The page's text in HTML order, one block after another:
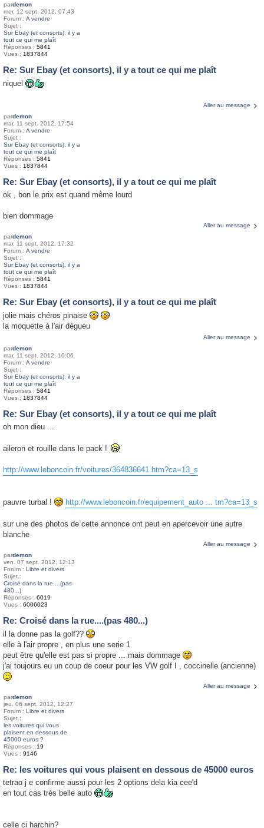
pardemon
mer. 12 sept. 2012, 07:43
Forum : A vendre
Sujet :
Sur Ebay (et consorts), il y a
tout ce qui me plaît
Réponses : 5841
Vues : 1837844
Re: Sur Ebay (et consorts), il y a tout ce qui me plaît
niquel
Aller au message
pardemon
mar. 11 sept. 2012, 17:54
Forum : A vendre
Sujet :
Sur Ebay (et consorts), il y a
tout ce qui me plaît
Réponses : 5841
Vues : 1837844
Re: Sur Ebay (et consorts), il y a tout ce qui me plaît
ok , bon le prix est quand même lourd
bien dommage
Aller au message
pardemon
mar. 11 sept. 2012, 17:32
Forum : A vendre
Sujet :
Sur Ebay (et consorts), il y a
tout ce qui me plaît
Réponses : 5841
Vues : 1837844
Re: Sur Ebay (et consorts), il y a tout ce qui me plaît
jolie mais chéros pinaise
la moquette à l'air dégueu
Aller au message
pardemon
mar. 11 sept. 2012, 10:06
Forum : A vendre
Sujet :
Sur Ebay (et consorts), il y a
tout ce qui me plaît
Réponses : 5841
Vues : 1837844
Re: Sur Ebay (et consorts), il y a tout ce qui me plaît
oh mon dieu ...
aileron et rouille dans le pack !
http://www.leboncoin.fr/voitures/364836641.htm?ca=13_s
pauvre turbal ! http://www.leboncoin.fr/equipement_auto ... tm?ca=13_s
sur une des photos de cette annonce ont peut en apercevoir une autre
blanche
Aller au message
pardemon
ven. 07 sept. 2012, 12:13
Forum : Libre et divers
Sujet :
Croisé dans la rue....(pas
480...)
Réponses : 6019
Vues : 6006023
Re: Croisé dans la rue....(pas 480...)
il la donne pas la golf??
elle à l'air propre , en plus une serie 1
peut être qu'elle est pas si propre ... mais dommage
j'ai toujours eu un coup de coeur pour les VW golf I , coccinelle (ancienne)
Aller au message
pardemon
jeu. 06 sept. 2012, 12:27
Forum : Libre et divers
Sujet :
les voitures qui vous
plaisent en dessous de
45000 euros ?
Réponses : 19
Vues : 9146
Re: les voitures qui vous plaisent en dessous de 45000 euros
tetrao j e confirme aussi pour les 2 options dela kia cee'd
en tout cas trés belle auto
celle ci harchin?